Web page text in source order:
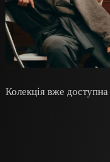
Колекція вже доступна